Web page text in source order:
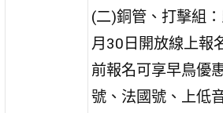
(二)銅管、打擊組
月30日開放線上報
前報名可享早鳥優
號、法國號、上低